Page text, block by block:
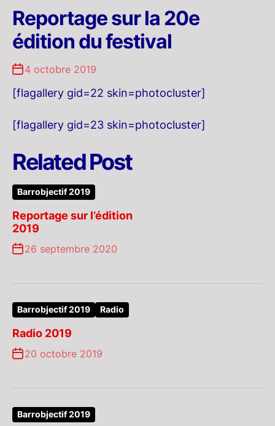
Reportage sur la 20e
édition du festival
4 octobre 2019
[flagallery gid=22 skin=photocluster]
[flagallery gid=23 skin=photocluster]
Related Post
Barrobjectif 2019
Reportage sur l’édition
2019
26 septembre 2020
Barrobjectif 2019 Radio
Radio 2019
20 octobre 2019
Barrobjectif 2019